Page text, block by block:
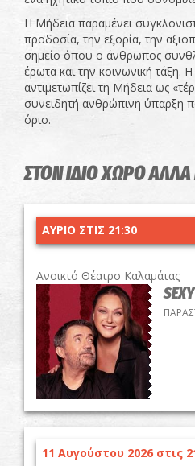
Η Μήδεια παραμένει
προδοσία, την εξορία, την
σημείο όπου ο άνθρωπος
έρωτα και την κοινωνική τάξη.
αντιμετωπίζει τη Μήδεια ως
συνειδητή ανθρώπινη ύπαρξη
όριο.
ΣΤΟΝ ΙΔΙΟ ΧΩΡΟ
ΑΥΡΙΟ ΣΤΙΣ 21:30
Ανοικτό Θέατρο Καλαμάτας
11 Αυγούστου 2026 στις